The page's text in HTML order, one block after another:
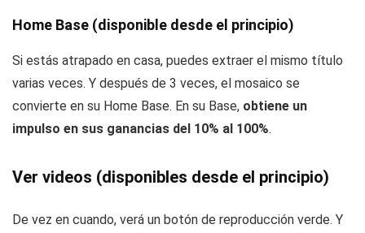
Home Base (disponible desde el principio)
Si estás atrapado en casa, puedes extraer el mismo título
varias veces. Y después de 3 veces, el mosaico se
convierte en su Home Base. En su Base, obtiene un
impulso en sus ganancias del 10% al 100%.
Ver videos (disponibles desde el principio)
De vez en cuando, verá un botón de reproducción verde. Y